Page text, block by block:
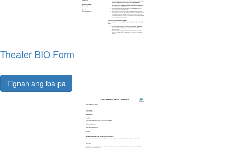
Theater BIO Form
Tignan ang iba pa